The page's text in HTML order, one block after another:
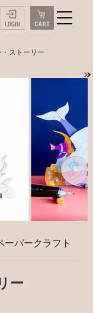
ストーリー
パークラフト
ー